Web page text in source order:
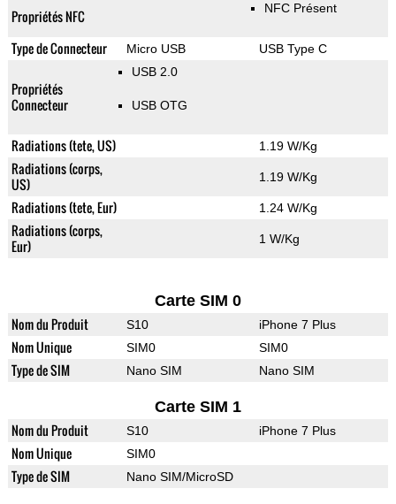
Propriétés NFC NFC Présent
Type de Connecteur Micro USB USB Type C
Propriétés
Connecteur
USB 2.0
USB OTG
Radiations (tete, US) 1.19 W/Kg
Radiations (corps,
US)
1.19 W/Kg
Radiations (tete, Eur) 1.24 W/Kg
Radiations (corps,
Eur)
1 W/Kg
Carte SIM 0
Nom du Produit S10 iPhone 7 Plus
Nom Unique SIM0 SIM0
Type de SIM Nano SIM Nano SIM
Carte SIM 1
Nom du Produit S10 iPhone 7 Plus
Nom Unique SIM0
Type de SIM Nano SIM/MicroSD